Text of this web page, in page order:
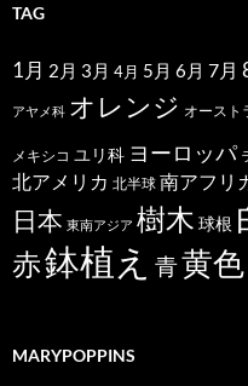
TAG
1月 2月 3月 4月 5月 6月 7月
アヤメ科 オレンジ オースト
メキシコ ユリ科 ヨーロッパ
北アメリカ 北半球 南アフリ
日本 東南アジア 樹木 球根
赤鉢植え 青黄色
MARYPOPPINS